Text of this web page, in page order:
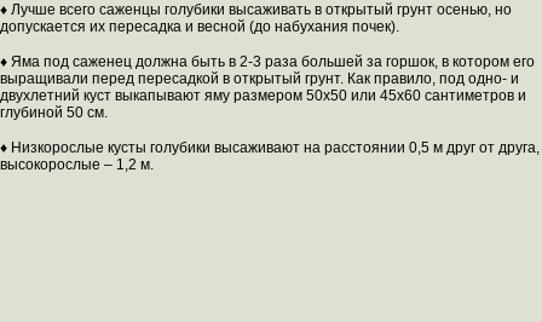
♦ Лучше всего саженцы голубики высаживать в открытый грунт осенью, но
допускается их пересадка и весной (до набухания почек).
♦ Яма под саженец должна быть в 2-3 раза большей за горшок, в котором его
выращивали перед пересадкой в открытый грунт. Как правило, под одно- и
двухлетний куст выкапывают яму размером 50х50 или 45х60 сантиметров и
глубиной 50 см.
♦ Низкорослые кусты голубики высаживают на расстоянии 0,5 м друг от друга,
высокорослые – 1,2 м.